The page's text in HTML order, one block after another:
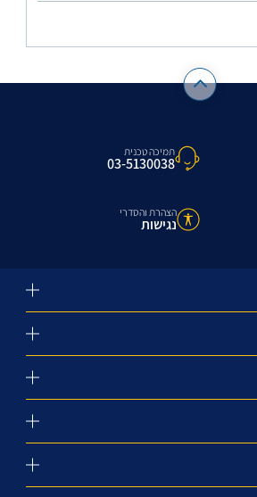
תמיכה טכנית
03-5130038
הצהרת והסדרי
נגישות